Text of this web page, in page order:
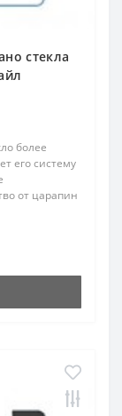
стекла
более
его систему
от царапин